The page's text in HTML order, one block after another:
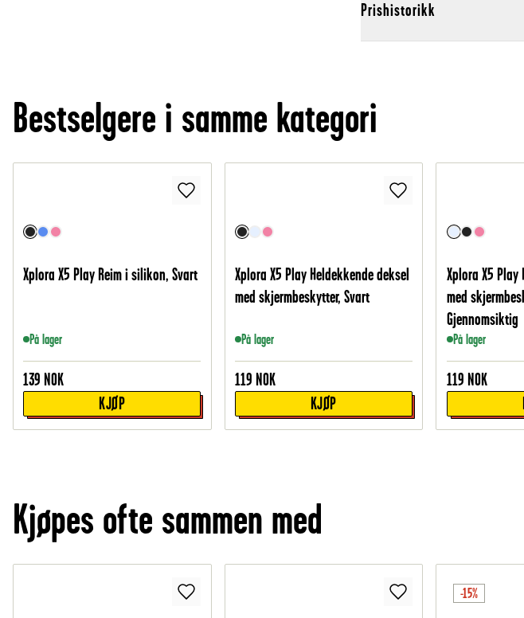
Prishistorikk
Bestselgere i samme kategori
Xplora X5 Play Reim i silikon, Svart
På lager
139 NOK
KJØP
Xplora X5 Play Heldekkende deksel
med skjermbeskytter, Svart
På lager
119 NOK
KJØP
Xplora X5 Play
med
Gjennomsiktig
På lager
119 NOK
Kjøpes ofte sammen med
-15%